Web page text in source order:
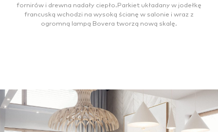
fornirów i drewna nadały ciepło.Parkiet układany w jodełkę
francuską wchodzi na wysoką ścianę w salonie i wraz z
ogromną lampą Bovera tworzą nową skalę.